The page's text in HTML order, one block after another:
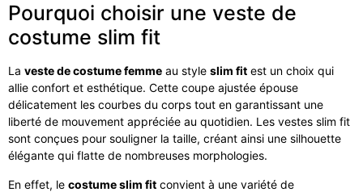
Pourquoi choisir une veste de
costume slim fit
La veste de costume femme au style slim fit est un choix qui
allie confort et esthétique. Cette coupe ajustée épouse
délicatement les courbes du corps tout en garantissant une
liberté de mouvement appréciée au quotidien. Les vestes slim fit
sont conçues pour souligner la taille, créant ainsi une silhouette
élégante qui flatte de nombreuses morphologies.
En effet, le costume slim fit convient à une variété de